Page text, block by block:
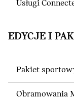
Usługi
EDYCJE I
Pakiet
Obramowania